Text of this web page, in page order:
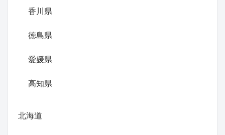
香川県
徳島県
愛媛県
高知県
北海道